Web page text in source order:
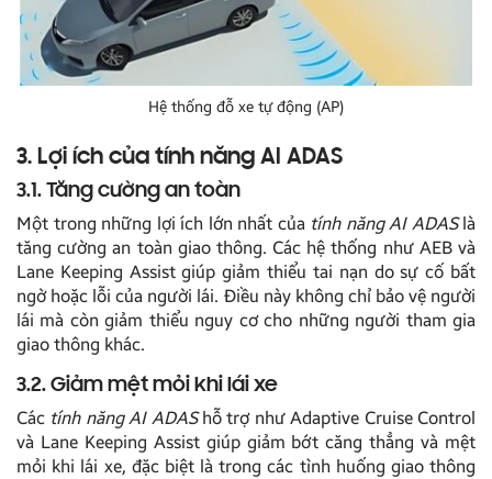
Hệ thống đỗ xe tự động (AP)
3. Lợi ích của tính năng AI ADAS
3.1. Tăng cường an toàn
Một trong những lợi ích lớn nhất của tính năng AI ADASlà
tăng cường an toàn giao thông. Các hệ thống như AEB và
Lane Keeping Assist giúp giảm thiểu tai nạn do sự cố bất
ngờ hoặc lỗi của người lái. Điều này không chỉ bảo vệ người
lái mà còn giảm thiểu nguy cơ cho những người tham gia
giao thông khác.
3.2. Giảm mệt mỏi khi lái xe
Các tính năng AI ADAShỗ trợ như Adaptive Cruise Control
và Lane Keeping Assist giúp giảm bớt căng thẳng và mệt
mỏi khi lái xe, đặc biệt là trong các tình huống giao thông